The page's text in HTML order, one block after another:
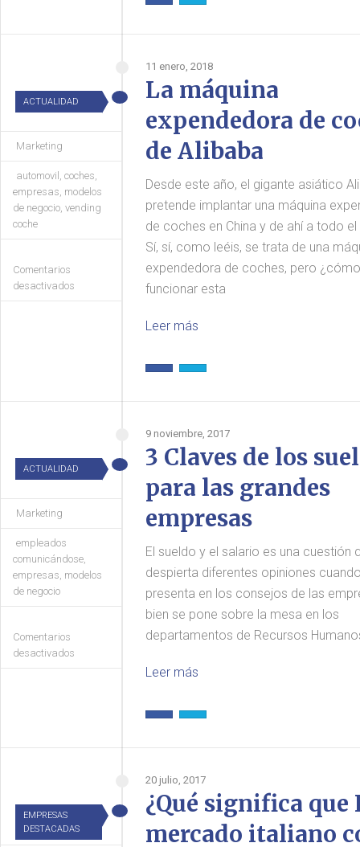
ACTUALIDAD
11 enero, 2018
La máquina
expendedora de
de Alibaba
Marketing
automovil , coches,
empresas, modelos
de negocio, vending
coche
Comentarios
desactivados
Desde este año, el gigante asiático
pretende implantar una máquina
de coches en China y de ahí a todo
Sí, sí, como leéis, se trata de una
expendedora de coches, pero
funcionar esta
Leer más
ACTUALIDAD
9 noviembre, 2017
3 Claves de los
para las grandes
empresas
Marketing
empleados
comunicándose,
empresas, modelos
de negocio
Comentarios
desactivados
El sueldo y el salario es una cuestión
despierta diferentes opiniones
presenta en los consejos de las
bien se pone sobre la mesa en los
departamentos de Recursos
Leer más
EMPRESAS
DESTACADAS
20 julio, 2017
¿Qué significa
mercado italiano